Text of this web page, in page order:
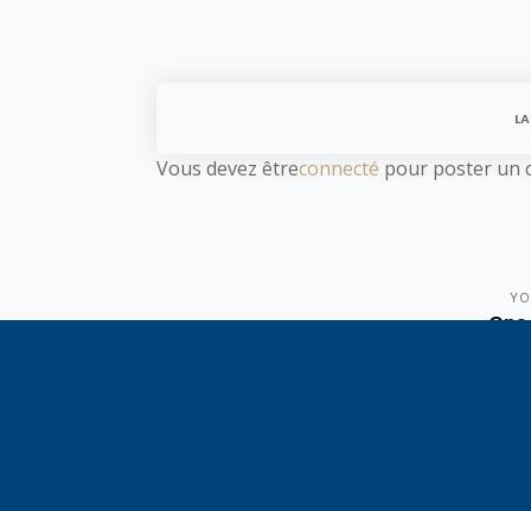
Vous devez êtreconnecté pour poster un